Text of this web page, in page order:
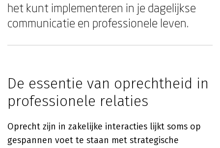
het kunt implementeren in je dagelijkse
communicatie en professionele leven.
De essentie van oprechtheid in
professionele relaties
Oprecht zijn in zakelijke interacties lijkt soms op
gespannen voet te staan met strategische